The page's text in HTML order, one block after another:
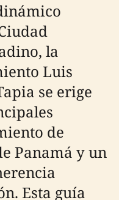
la
Luis
se erige
de
Panamá y un
Esta guía